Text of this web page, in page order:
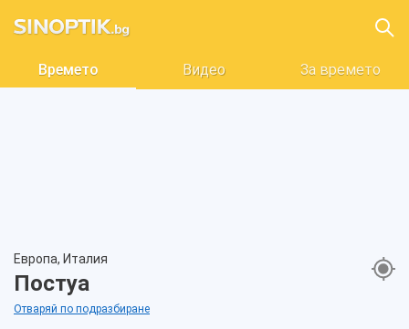
Времето Видео За времето
Европа, Италия
Постуа
Отваряй по подразбиране